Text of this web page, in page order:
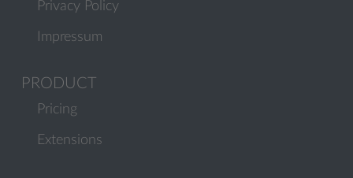
Privacy Policy
Impressum
PRODUCT
Pricing
Extensions